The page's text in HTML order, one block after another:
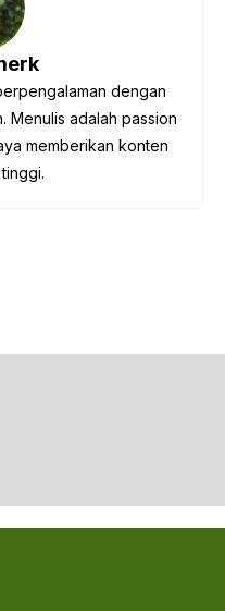
dengan
Menulis adalah passion
memberikan konten